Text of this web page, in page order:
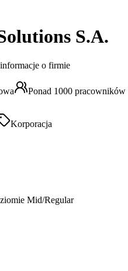
S.A.
o firmie
Ponad 1000 pracowników
Korporacja
Mid/Regular